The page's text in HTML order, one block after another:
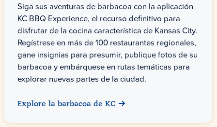
Siga sus aventuras de barbacoa con la aplicación
KC BBQ Experience, el recurso definitivo para
disfrutar de la cocina característica de Kansas City.
Regístrese en más de 100 restaurantes regionales,
gane insignias para presumir, publique fotos de su
barbacoa y embárquese en rutas temáticas para
explorar nuevas partes de la ciudad.
Explore la barbacoa de KC